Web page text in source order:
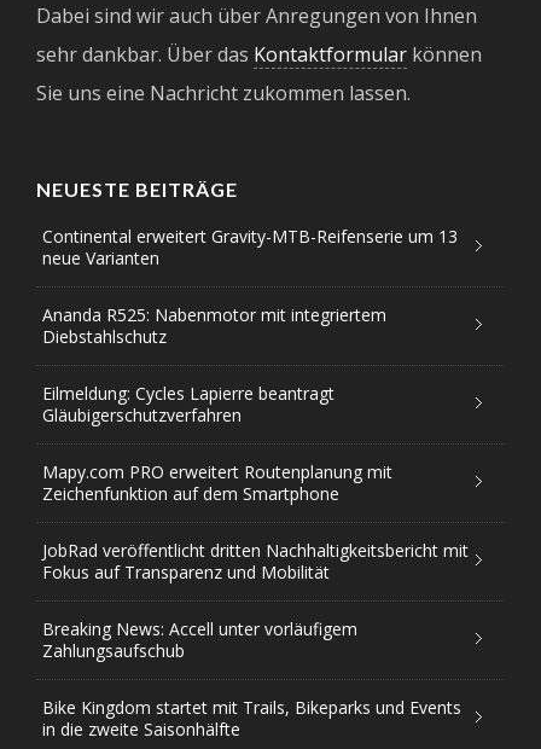
Dabei sind wir auch über Anregungen von Ihnen
sehr dankbar. Über das Kontaktformular können
Sie uns eine Nachricht zukommen lassen.
NEUESTE BEITRÄGE
Continental erweitert Gravity-MTB-Reifenserie um 13
neue Varianten
Ananda R525: Nabenmotor mit integriertem
Diebstahlschutz
Eilmeldung: Cycles Lapierre beantragt
Gläubigerschutzverfahren
Mapy.com PRO erweitert Routenplanung mit
Zeichenfunktion auf dem Smartphone
JobRad veröffentlicht dritten Nachhaltigkeitsbericht mit
Fokus auf Transparenz und Mobilität
Breaking News: Accell unter vorläufigem
Zahlungsaufschub
Bike Kingdom startet mit Trails, Bikeparks und Events
in die zweite Saisonhälfte